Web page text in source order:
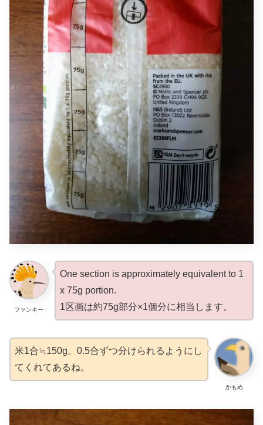
ファンキー
One section is approximately equivalent to 1
x 75g portion.
1区画は約75g部分×1個分に相当します。
かもめ
米1合≒150g。0.5合ずつ分けられるようにし
てくれてあるね。